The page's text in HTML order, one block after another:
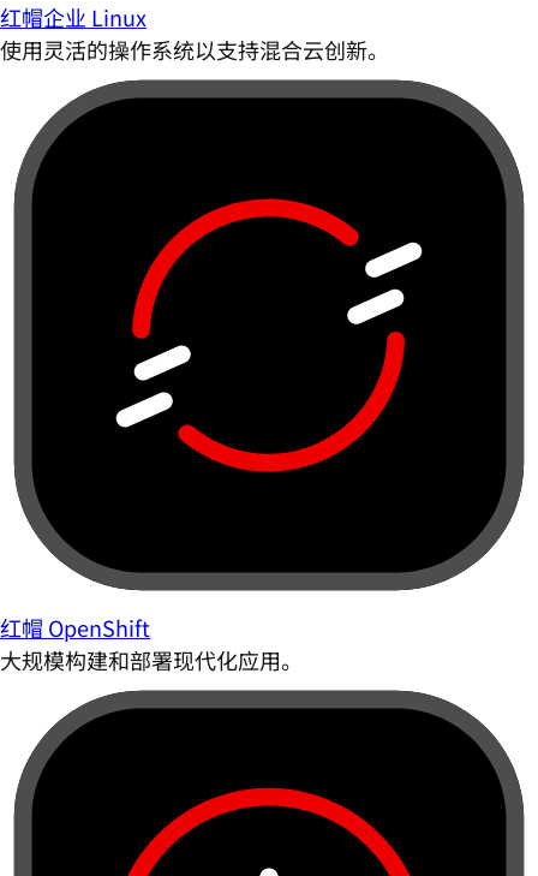
红帽企业 Linux
使用灵活的操作系统以支持混合云创新。
红帽 OpenShift
大规模构建和部署现代化应用。